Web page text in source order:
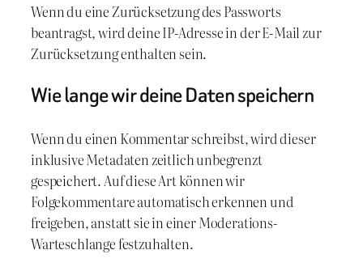
Wenn du eine Zurücksetzung des Passworts
beantragst, wird deine IP-Adresse in der E-Mail zur
Zurücksetzung enthalten sein.
Wie lange wir deine Daten speichern
Wenn du einen Kommentar schreibst, wird dieser
inklusive Metadaten zeitlich unbegrenzt
gespeichert. Auf diese Art können wir
Folgekommentare automatisch erkennen und
freigeben, anstatt sie in einer Moderations-
Warteschlange festzuhalten.